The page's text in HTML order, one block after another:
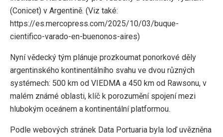
(Conicet) v Argentině. (Viz také:
https://es.mercopress.com/2025/10/03/buque-
cientifico-varado-en-buenonos-aires)
Nyní vědecký tým plánuje prozkoumat ponorkové děly
argentinského kontinentálního svahu ve dvou různých
systémech: 500 km od VIEDMA a 450 km od Rawsonu, v
malém známé oblasti, klíč k porozumění spojení mezi
hlubokým oceánem a kontinentální platformou.
Podle webových stránek Data Portuaria byla loď uvězněna